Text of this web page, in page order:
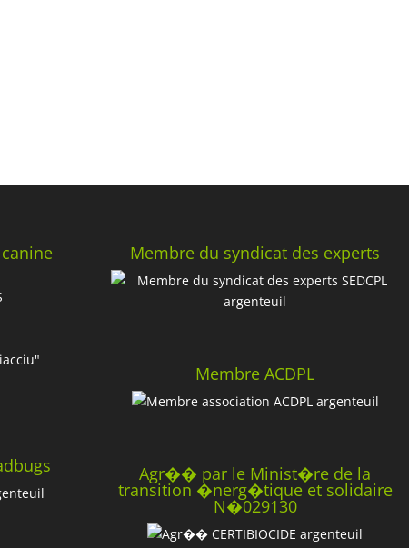
Membre du syndicat des experts
Membre ACDPL
Agr�� par le Minist�re de la
transition �nerg�tique et solidaire
N�029130